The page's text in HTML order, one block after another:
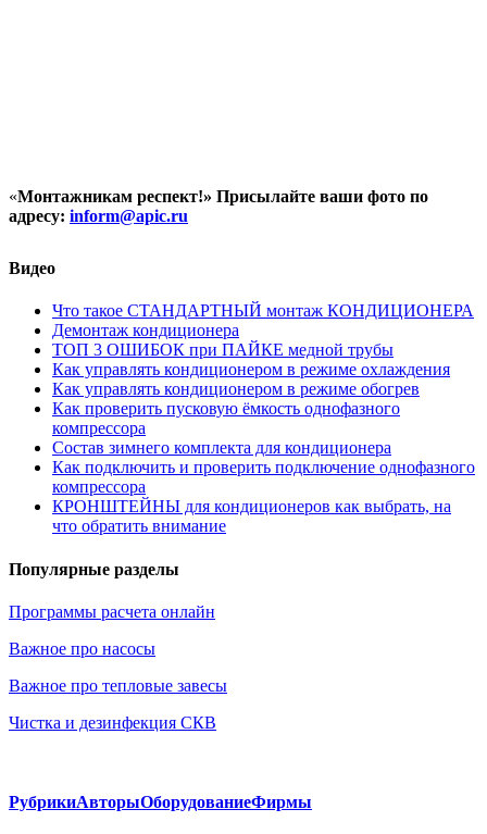
«Монтажникам респект!» Присылайте ваши фото по
адресу: inform@apic.ru
Видео
Что такое СТАНДАРТНЫЙ монтаж КОНДИЦИОНЕРА
Демонтаж кондиционера
ТОП 3 ОШИБОК при ПАЙКЕ медной трубы
Как управлять кондиционером в режиме охлаждения
Как управлять кондиционером в режиме обогрев
Как проверить пусковую ёмкость однофазного
компрессора
Состав зимнего комплекта для кондиционера
Как подключить и проверить подключение однофазного
компрессора
КРОНШТЕЙНЫ для кондиционеров как выбрать, на
что обратить внимание
Популярные разделы
Программы расчета онлайн
Важное про насосы
Важное про тепловые завесы
Чистка и дезинфекция СКВ
РубрикиАвторыОборудованиеФирмы